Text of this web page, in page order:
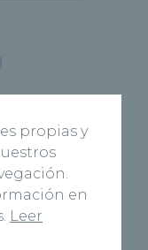
Refractiva.
propias y
en
Leer